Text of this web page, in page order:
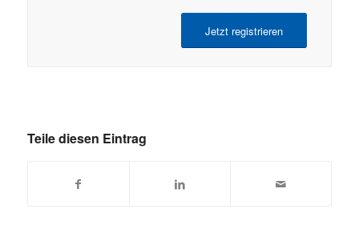
Jetzt registrieren
Teile diesen Eintrag